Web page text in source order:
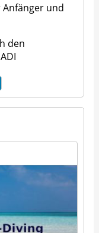
und
den